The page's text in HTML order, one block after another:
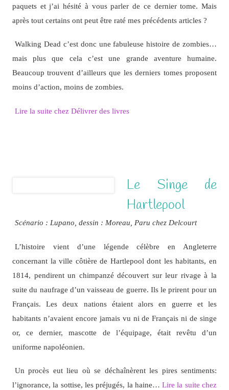
paquets et j’ai hésité à vous parler de ce dernier tome. Mais
après tout certains ont peut être raté mes précédents articles ?
Walking Dead c’est donc une fabuleuse histoire de zombies…
mais plus que cela c’est une grande aventure humaine.
Beaucoup trouvent d’ailleurs que les derniers tomes proposent
moins d’action, moins de zombies.
Lire la suite chez Délivrer des livres
Le Singe de
Hartlepool
Scénario : Lupano, dessin : Moreau, Paru chez Delcourt
L’histoire vient d’une légende célèbre en Angleterre
concernant la ville côtière de Hartlepool dont les habitants, en
1814, pendirent un chimpanzé découvert sur leur rivage à la
suite du naufrage d’un vaisseau de guerre. Ils le prirent pour un
Français. Les deux nations étaient alors en guerre et les
habitants n’avaient encore jamais vu ni de Français ni de singe
or, ce dernier, mascotte de l’équipage, était revêtu d’un
uniforme napoléonien.
Un procès eut lieu où se déchaînèrent les pires sentiments:
l’ignorance, la sottise, les préjugés, la haine…Lire la suite chez